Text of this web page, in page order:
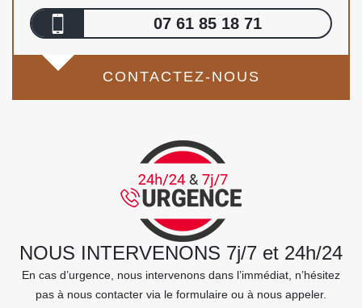
07 61 85 18 71
CONTACTEZ-NOUS
NOUS INTERVENONS 7j/7 et 24h/24
En cas d’urgence, nous intervenons dans l’immédiat, n’hésitez
pas à nous contacter via le formulaire ou à nous appeler.